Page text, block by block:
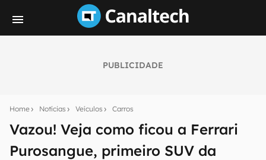
PUBLICIDADE
Home Notícias Veículos Carros
Vazou! Veja como ficou a Ferrari
Purosangue, primeiro SUV da
notícias e reviews sobre tecnologia em primeira
E-mail